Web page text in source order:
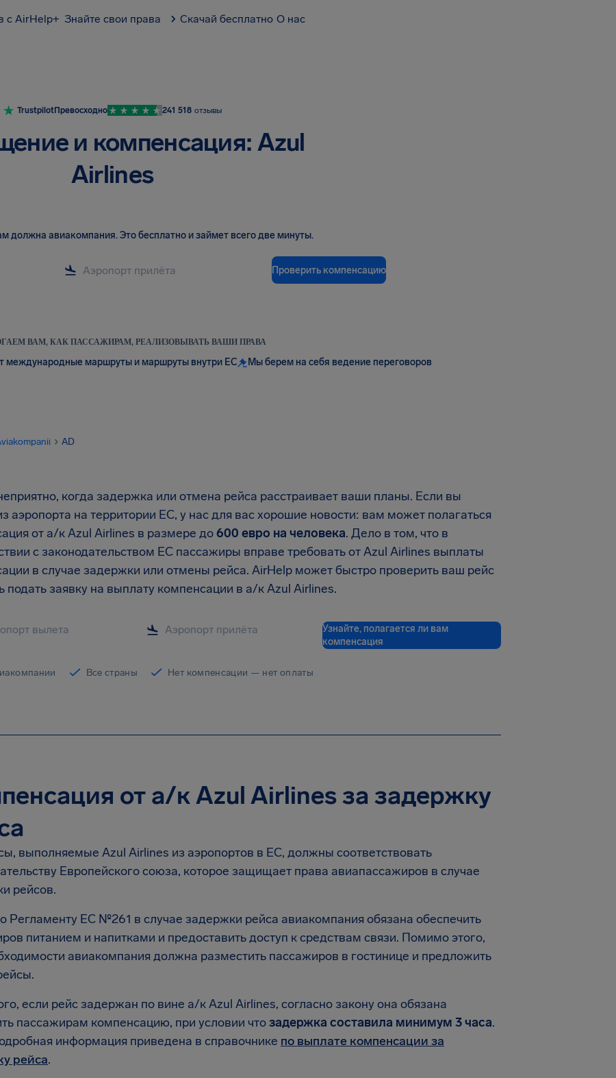
с AirHelp+ Знайте свои права Скачай бесплатно О нас
TrustpilotПревосходно 241 518 отзывы
и компенсация: Azul
Airlines
должна авиакомпания.Это бесплатно и займет всего две минуты.
Проверить компенсацию
ВАМ, КАК ПАССАЖИРАМ, РЕАЛИЗОВЫВАТЬ ВАШИ ПРАВА
международные маршруты и маршруты внутри ЕС Мы берем на себя ведение переговоров
AD
когда задержка или отмена рейса расстраивает ваши планы. Если вы
аэропорта на территории ЕС, у нас для вас хорошие новости: вам может полагаться
от а/к Azul Airlines в размере до600 евро на человека. Дело в том, что в
с законодательством ЕС пассажиры вправе требовать от Azul Airlines выплаты
в случае задержки или отмены рейса. AirHelp может быстро проверить ваш рейс
подать заявку на выплату компенсации в а/к Azul Airlines.
Узнайте, полагается ли вам
компенсация
Все страны Нет компенсации — нет оплаты
от а/к Azul Airlines за задержку
выполняемые Azul Airlines из аэропортов в ЕС, должны соответствовать
Европейского союза, которое защищает права авиапассажиров в случае
рейсов.
Регламенту ЕС №261 в случае задержки рейса авиакомпания обязана обеспечить
питанием и напитками и предоставить доступ к средствам связи. Помимо этого,
авиакомпания должна разместить пассажиров в гостинице и предложить
если рейс задержан по вине а/к Azul Airlines, согласно закону она обязана
пассажирам компенсацию, при условии чтозадержка составила минимум 3 часа.
информация приведена в справочнике по выплате компенсации за
рейса.